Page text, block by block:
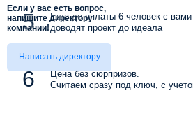
Еще до оплаты 6 человек с вами
доводят проект до идеала
Цена без сюрпризов.
Считаем сразу под ключ, с
Если у вас есть вопрос,
напишите директору
компании!
Написать директору